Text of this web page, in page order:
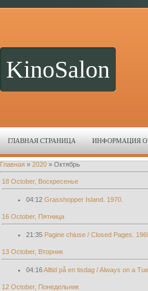
KinoSalon
ГЛАВНАЯ СТРАНИЦА ИНФОРМАЦИЯ О
Главная » 2020 » Октябрь
18 October, Воскресенье
04:12 Grasshopper Island. 1970.
16 October, Пятница
21:35 Pagine chiuse / Closed Pages.
13 October, Вторник
04:16Alltid på en tisdag / Always on a
12 October, Понедельник